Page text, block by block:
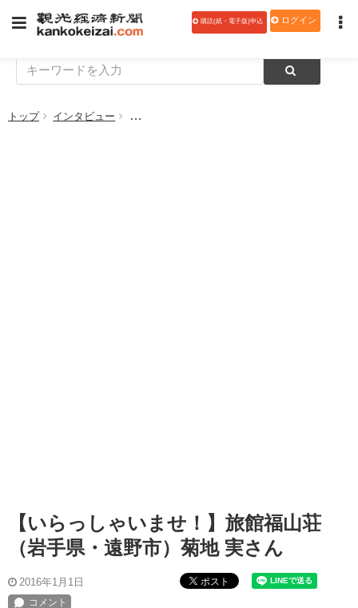
購読(紙・電子版)申込 ログイン
トップ インタビュー 【いらっしゃいませ！】旅館福山荘（岩手県・
【いらっしゃいませ！】旅館福山荘
（岩手県・遠野市）菊地 実さん
2016年1月1日 ポスト